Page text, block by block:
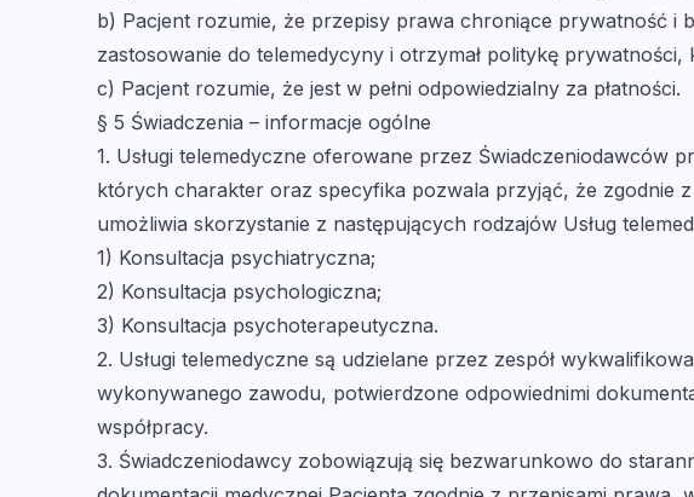
b) Pacjent rozumie, że przepisy prawa chroniące prywatność i
zastosowanie do telemedycyny i otrzymał politykę
c) Pacjent rozumie, że jest w pełni odpowiedzialny za płatności.
§ 5 Świadczenia – informacje ogólne
1. Usługi telemedyczne oferowane przez Świadczeniodawców
których charakter oraz specyfika pozwala przyjąć, że zgodnie
umożliwia skorzystanie z następujących rodzajów Usług
1) Konsultacja psychiatryczna;
2) Konsultacja psychologiczna;
3) Konsultacja psychoterapeutyczna.
2. Usługi telemedyczne są udzielane przez zespół
wykonywanego zawodu, potwierdzone odpowiednimi
współpracy.
3. Świadczeniodawcy zobowiązują się bezwarunkowo do